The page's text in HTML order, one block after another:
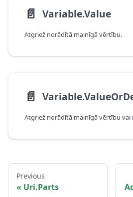
📄️ Variable.Value
Atgriež norādītā mainīgā vērtību.
📄️
Previous
Uri.Parts